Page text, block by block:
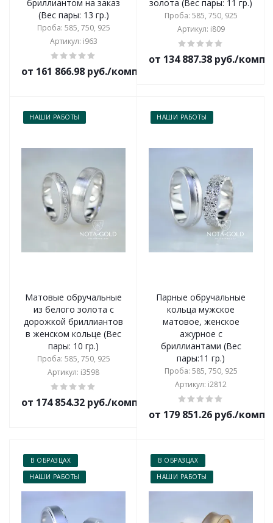
бриллиантом на заказ
(Вес пары: 13 гр.)
Проба: 585, 750, 925
Артикул: i963
от 161 866.98 руб./комплект
золота (Вес пары: 11 гр.)
Проба: 585, 750, 925
Артикул: i809
от 134 887.38 руб./
НАШИ РАБОТЫ
Матовые обручальные
из белого золота с
дорожкой бриллиантов
в женском кольце (Вес
пары: 10 гр.)
Проба: 585, 750, 925
Артикул: i3598
от 174 854.32 руб./комплект
НАШИ РАБОТЫ
Парные обручальные
кольца мужское
матовое, женское
ажурное с
бриллиантами (Вес
пары:11 гр.)
Проба: 585, 750, 925
Артикул: i2812
от 179 851.26 руб./
В ОБРАЗЦАХ
НАШИ РАБОТЫ
В ОБРАЗЦАХ
НАШИ РАБОТЫ